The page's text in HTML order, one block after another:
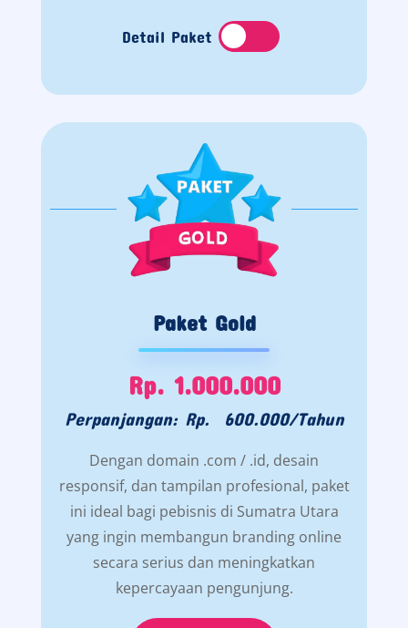
Detail Paket
Paket Gold
Rp. 1.000.000
Perpanjangan: Rp. 600.000/Tahun
Dengan domain .com / .id, desain
responsif, dan tampilan profesional, paket
ini ideal bagi pebisnis di Sumatra Utara
yang ingin membangun branding online
secara serius dan meningkatkan
kepercayaan pengunjung.